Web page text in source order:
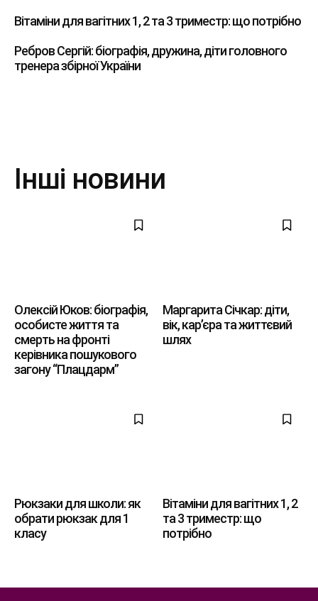
Вітаміни для вагітних 1, 2 та 3 триместр: що потрібно
Ребров Сергій: біографія, дружина, діти головного
тренера збірної України
Інші новини
Олексій Юков: біографія,
особисте життя та
смерть на фронті
керівника пошукового
загону “Плацдарм”
Маргарита Січкар: діти,
вік, кар’єра та життєвий
шлях
Рюкзаки для школи: як
обрати рюкзак для 1
класу
Вітаміни для вагітних 1, 2
та 3 триместр: що
потрібно